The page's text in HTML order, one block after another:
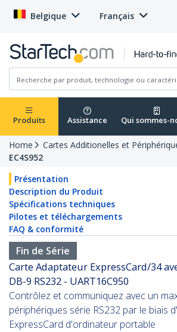
Belgique Français
Produits Assistance Qui sommes-
Home Cartes Additionelles et
EC4S952
Présentation
Description du Produit
Spécifications techniques
Pilotes et téléchargements
FAQ & conformité
Fin de Série
Carte Adaptateur ExpressCard/34
DB-9 RS232 - UART16C950
Contrôlez et communiquez avec un
périphériques série RS232 par le biais
ExpressCard d'ordinateur portable